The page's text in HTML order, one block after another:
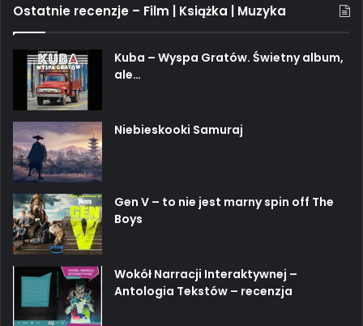
Ostatnie recenzje – Film | Książka | Muzyka
Kuba – Wyspa Gratów. Świetny album,
ale…
Niebieskooki Samuraj
Gen V – to nie jest marny spin off The
Boys
Wokół Narracji Interaktywnej –
Antologia Tekstów – recenzja